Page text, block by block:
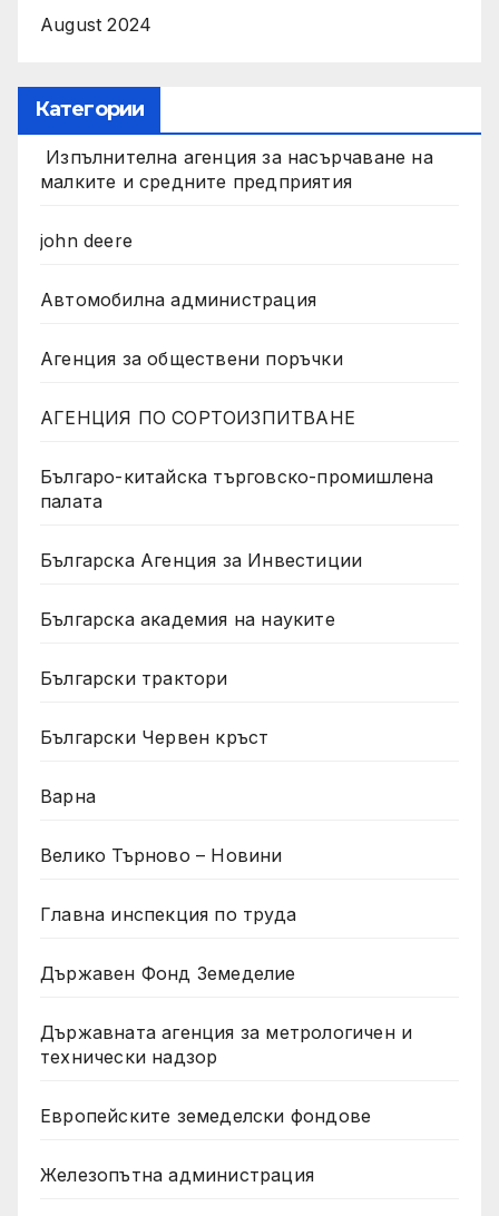
August 2024
Категории
Изпълнителна агенция за насърчаване на
малките и средните предприятия
john deere
Автомобилна администрация
Агенция за обществени поръчки
АГЕНЦИЯ ПО СОРТОИЗПИТВАНЕ
Българо-китайска търговско-промишлена
палата
Българска Агенция за Инвестиции
Българска академия на науките
Български трактори
Български Червен кръст
Варна
Велико Търново – Новини
Главна инспекция по труда
Държавен Фонд Земеделие
Държавната агенция за метрологичен и
технически надзор
Европейските земеделски фондове
Железопътна администрация